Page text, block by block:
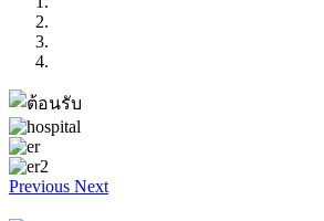
Previous Next